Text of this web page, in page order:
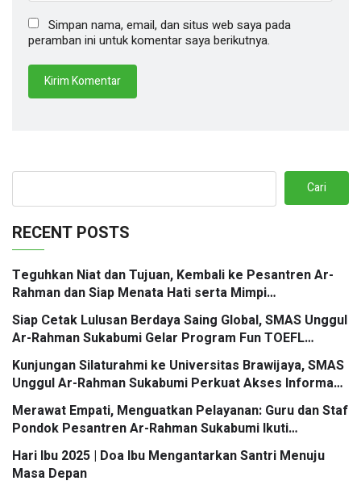
Simpan nama, email, dan situs web saya pada
peramban ini untuk komentar saya berikutnya.
Cari
RECENT POSTS
Teguhkan Niat dan Tujuan, Kembali ke Pesantren Ar-
Rahman dan Siap Menata Hati serta Mimpi
Berbingkaikan Doa
Siap Cetak Lulusan Berdaya Saing Global, SMAS Unggul
Ar-Rahman Sukabumi Gelar Program Fun TOEFL
Preparation Kolaborasi Santri Mengglobal
Kunjungan Silaturahmi ke Universitas Brawijaya, SMAS
Unggul Ar-Rahman Sukabumi Perkuat Akses Informasi
Jalur Masuk PTN
Merawat Empati, Menguatkan Pelayanan: Guru dan Staf
Pondok Pesantren Ar-Rahman Sukabumi Ikuti
Workshop Mastering Service Excellence
Hari Ibu 2025 | Doa Ibu Mengantarkan Santri Menuju
Masa Depan